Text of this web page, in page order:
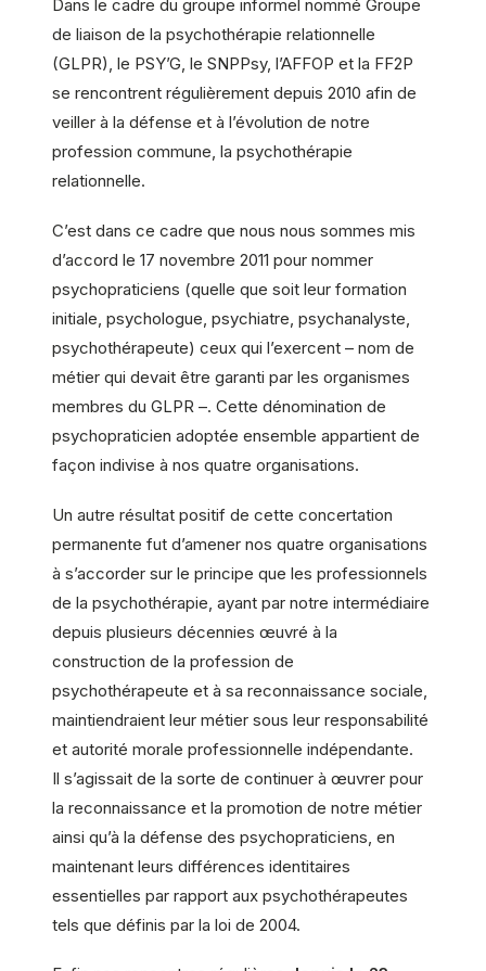
Dans le cadre du groupe informel nommé Groupe
de liaison de la psychothérapie relationnelle
(GLPR), le PSY’G, le SNPPsy, l’AFFOP et la FF2P
se rencontrent régulièrement depuis 2010 afin de
veiller à la défense et à l’évolution de notre
profession commune, la psychothérapie
relationnelle.
C’est dans ce cadre que nous nous sommes mis
d’accord le 17 novembre 2011 pour nommer
psychopraticiens (quelle que soit leur formation
initiale, psychologue, psychiatre, psychanalyste,
psychothérapeute) ceux qui l’exercent – nom de
métier qui devait être garanti par les organismes
membres du GLPR –. Cette dénomination de
psychopraticien adoptée ensemble appartient de
façon indivise à nos quatre organisations.
Un autre résultat positif de cette concertation
permanente fut d’amener nos quatre organisations
à s’accorder sur le principe que les professionnels
de la psychothérapie, ayant par notre intermédiaire
depuis plusieurs décennies œuvré à la
construction de la profession de
psychothérapeute et à sa reconnaissance sociale,
maintiendraient leur métier sous leur responsabilité
et autorité morale professionnelle indépendante.
Il s’agissait de la sorte de continuer à œuvrer pour
la reconnaissance et la promotion de notre métier
ainsi qu’à la défense des psychopraticiens, en
maintenant leurs différences identitaires
essentielles par rapport aux psychothérapeutes
tels que définis par la loi de 2004.